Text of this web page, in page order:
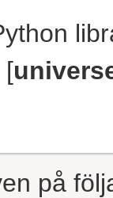
[
på